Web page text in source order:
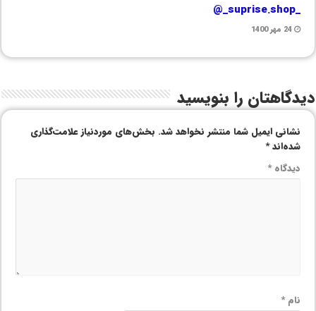
_suprise.shop_@
24 مهر 1400
دیدگاهتان را بنویسید
نشانی ایمیل شما منتشر نخواهد شد. بخش‌های موردنیاز علامت‌گذاری
شده‌اند*
دیدگاه*
نام*